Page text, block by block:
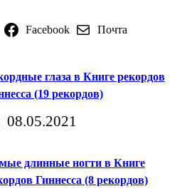
Facebook Почта
глаза в Книге рекордов
(19 рекордов)
08.05.2021
длинные ногти в Книге
Гиннесса (8 рекордов)